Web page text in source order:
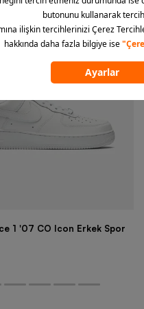
1 '07 CO Icon Erkek Spor